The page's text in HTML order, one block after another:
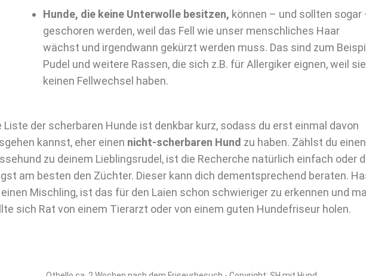
Hunde, die keine Unterwolle besitzen, können – und sollten sogar
geschoren werden, weil das Fell wie unser menschliches Haar
wächst und irgendwann gekürzt werden muss. Das sind zum
Pudel und weitere Rassen, die sich z.B. für Allergiker eignen, weil sie
keinen Fellwechsel haben.
Liste der scherbaren Hunde ist denkbar kurz, sodass du erst einmal davon
kannst, eher einen nicht-scherbaren Hund zu haben. Zählst du einen
zu deinem Lieblingsrudel, ist die Recherche natürlich einfach oder
am besten den Züchter. Dieser kann dich dementsprechend beraten.
einen Mischling, ist das für den Laien schon schwieriger zu erkennen und
sich Rat von einem Tierarzt oder von einem guten Hundefriseur holen.